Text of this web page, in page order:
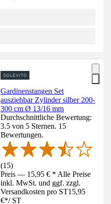
Gardinenstangen Set
ausziehbar Zylinder silber 200-
300 cm Ø 13/16 mm
Durchschnittliche Bewertung:
3.5 von 5 Sternen. 15
Bewertungen.
(15)
Preis — 15,95 € * Alle Preise
inkl. MwSt. und ggf. zzgl.
Versandkosten pro ST15,95
€*/ ST